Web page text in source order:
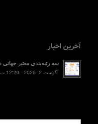
آخرین اخبار
سه رتبه‌بندی معتبر
آگوست 2, 2026 - 12:20 ب.ظ